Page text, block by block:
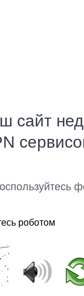
сайт
роботом